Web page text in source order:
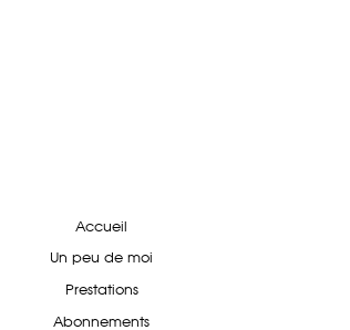
Accueil
Un peu de moi
Prestations
Abonnements